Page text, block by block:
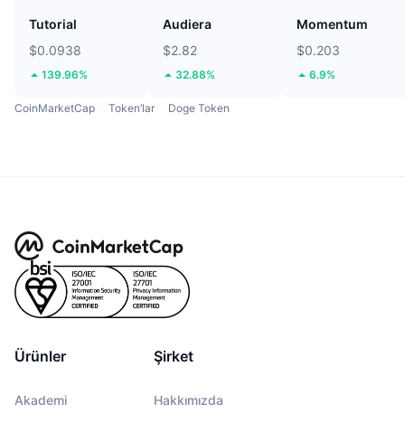
Tutorial
$0.0938
139.96%
Audiera
$2.82
32.88%
Momentum
$0.203
6.9%
CoinMarketCap Token’lar Doge Token
Ürünler
Akademi
Şirket
Hakkımızda